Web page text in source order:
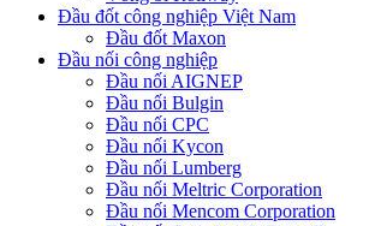
Đầu đốt công nghiệp Việt Nam
Đầu đốt Maxon
Đầu nối công nghiệp
Đầu nối AIGNEP
Đầu nối Bulgin
Đầu nối CPC
Đầu nối Kycon
Đầu nối Lumberg
Đầu nối Meltric Corporation
Đầu nối Mencom Corporation